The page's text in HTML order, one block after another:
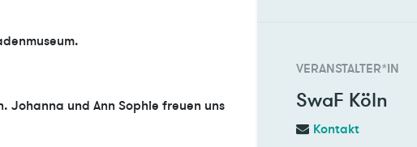
Johanna und Ann Sophie freuen uns
VERANSTALTER*IN
SwaF Köln
Kontakt